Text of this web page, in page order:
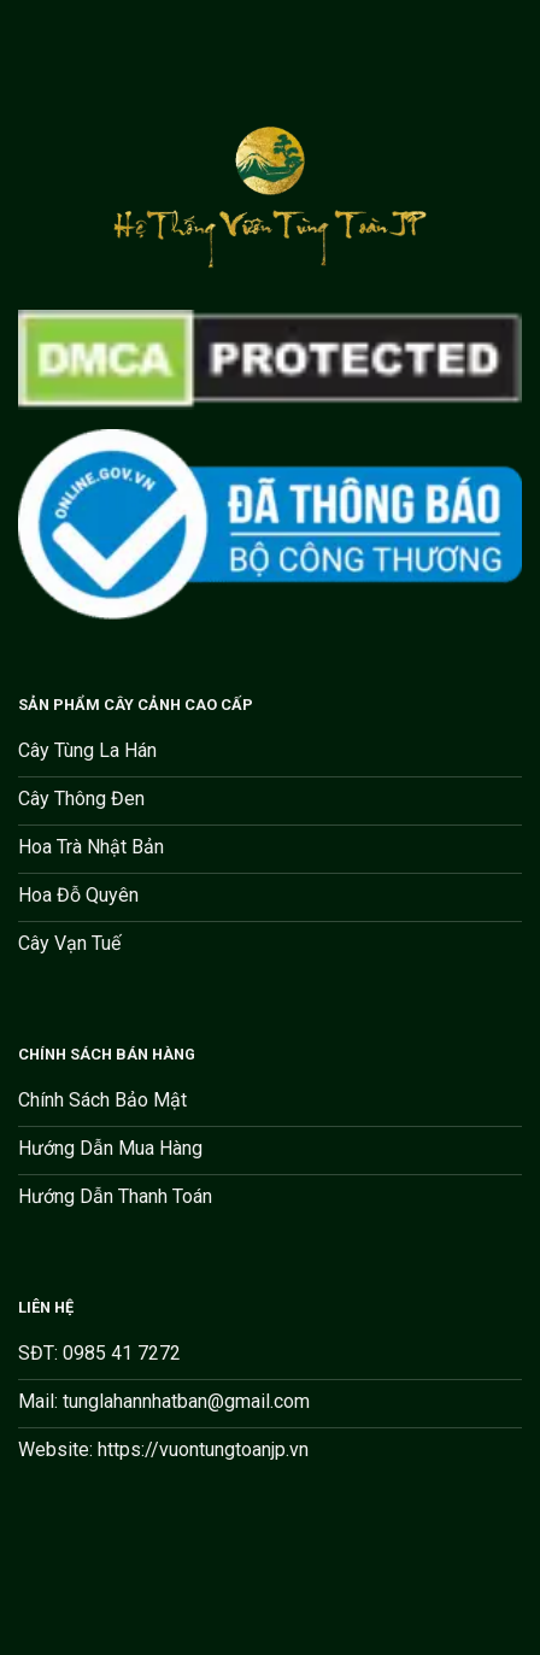
SẢN PHẨM CÂY CẢNH CAO CẤP
Cây Tùng La Hán
Cây Thông Đen
Hoa Trà Nhật Bản
Hoa Đỗ Quyên
Cây Vạn Tuế
CHÍNH SÁCH BÁN HÀNG
Chính Sách Bảo Mật
Hướng Dẫn Mua Hàng
Hướng Dẫn Thanh Toán
LIÊN HỆ
SĐT: 0985 41 7272
Mail: tunglahannhatban@gmail.com
Website: https://vuontungtoanjp.vn